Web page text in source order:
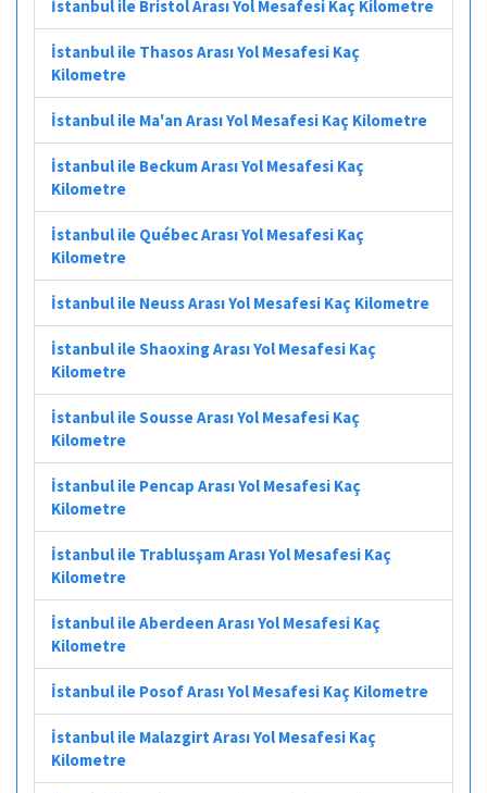
İstanbul ile Bristol Arası Yol Mesafesi Kaç Kilometre
İstanbul ile Thasos Arası Yol Mesafesi Kaç
Kilometre
İstanbul ile Ma'an Arası Yol Mesafesi Kaç Kilometre
İstanbul ile Beckum Arası Yol Mesafesi Kaç
Kilometre
İstanbul ile Québec Arası Yol Mesafesi Kaç
Kilometre
İstanbul ile Neuss Arası Yol Mesafesi Kaç Kilometre
İstanbul ile Shaoxing Arası Yol Mesafesi Kaç
Kilometre
İstanbul ile Sousse Arası Yol Mesafesi Kaç
Kilometre
İstanbul ile Pencap Arası Yol Mesafesi Kaç
Kilometre
İstanbul ile Trablusşam Arası Yol Mesafesi Kaç
Kilometre
İstanbul ile Aberdeen Arası Yol Mesafesi Kaç
Kilometre
İstanbul ile Posof Arası Yol Mesafesi Kaç Kilometre
İstanbul ile Malazgirt Arası Yol Mesafesi Kaç
Kilometre